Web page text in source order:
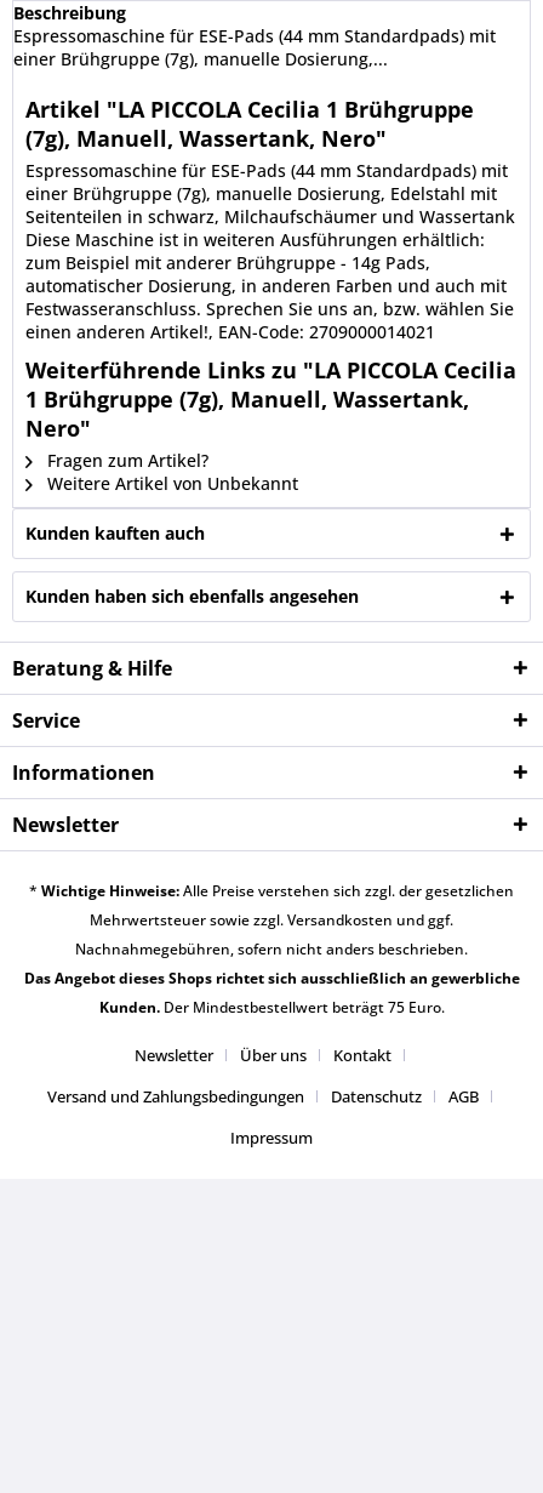
Beschreibung
Espressomaschine für ESE-Pads (44 mm Standardpads) mit
einer Brühgruppe (7g), manuelle Dosierung,...
Artikel "LA PICCOLA Cecilia 1 Brühgruppe
(7g), Manuell, Wassertank, Nero"
Espressomaschine für ESE-Pads (44 mm Standardpads) mit
einer Brühgruppe (7g), manuelle Dosierung, Edelstahl mit
Seitenteilen in schwarz, Milchaufschäumer und Wassertank
Diese Maschine ist in weiteren Ausführungen erhältlich:
zum Beispiel mit anderer Brühgruppe - 14g Pads,
automatischer Dosierung, in anderen Farben und auch mit
Festwasseranschluss. Sprechen Sie uns an, bzw. wählen Sie
einen anderen Artikel!, EAN-Code: 2709000014021
Weiterführende Links zu "LA PICCOLA Cecilia
1 Brühgruppe (7g), Manuell, Wassertank,
Nero"
Fragen zum Artikel?
Weitere Artikel von Unbekannt
Kunden kauften auch
Kunden haben sich ebenfalls angesehen
Beratung & Hilfe
Service
Informationen
Newsletter
* Wichtige Hinweise:Alle Preise verstehen sich zzgl. der gesetzlichen
Mehrwertsteuer sowie zzgl.Versandkosten und ggf.
Nachnahmegebühren, sofern nicht anders beschrieben.
Das Angebot dieses Shops richtet sich ausschließlich an gewerbliche
Kunden.Der Mindestbestellwert beträgt 75 Euro.
Newsletter Über uns
Kontakt
Versand und Zahlungsbedingungen
Datenschutz
AGB
Impressum